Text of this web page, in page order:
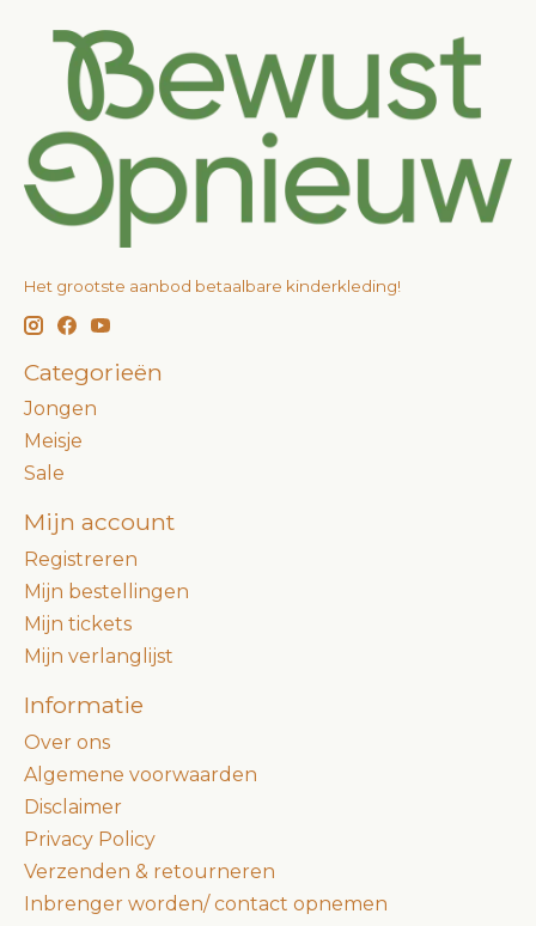
Het grootste aanbod betaalbare kinderkleding!
Categorieën
Jongen
Meisje
Sale
Mijn account
Registreren
Mijn bestellingen
Mijn tickets
Mijn verlanglijst
Informatie
Over ons
Algemene voorwaarden
Disclaimer
Privacy Policy
Verzenden & retourneren
Inbrenger worden/ contact opnemen